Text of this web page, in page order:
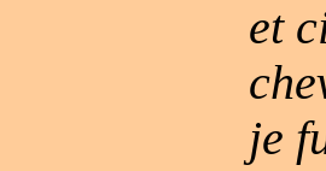
et
je